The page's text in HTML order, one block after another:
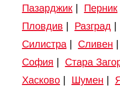
Пазарджик| Перник
Пловдив
Разград
Силистра| Сливен
София
Стара
Хасково| Шумен